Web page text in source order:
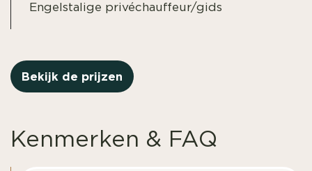
Engelstalige privéchauffeur/gids
Bekijk de prijzen
Kenmerken & FAQ